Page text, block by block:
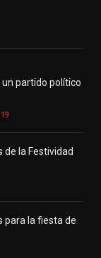
partido político
la Festividad
para la fiesta de